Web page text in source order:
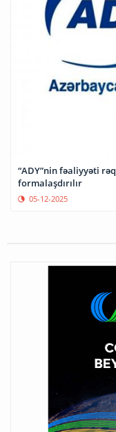
“ADY”nin fəaliyyəti
formalaşdırılır
05-12-2025